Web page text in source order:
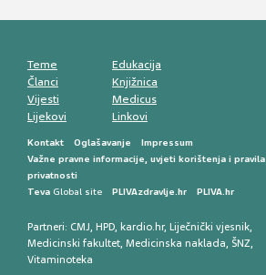
Teme
Članci
Vijesti
Lijekovi
Edukacija
Knjižnica
Medicus
Linkovi
Kontakt Oglašavanje
Impressum
Važne pravne informacije, uvjeti korištenja i pravila
privatnosti
Teva Global site PLIVAzdravlje.hr PLIVA.hr
Partneri: CMJ, HPD, kardio.hr, Liječnički vjesnik,
Medicinski fakultet, Medicinska naklada, ŠNZ,
Vitaminoteka